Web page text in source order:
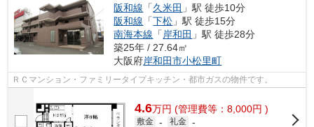
阪和線 「久米田 」駅 徒歩10分
阪和線 「下松 」駅 徒歩15分
南海本線 「 岸和田 」駅 徒歩28分
築25年 / 27.64㎡
大阪府岸和田市小松里町
ＲＣマンション・ファミリータイプキッチン・都市ガスの物件です。
4.6万円 (管理費等：8,000円 )
敷金 - 礼金 -